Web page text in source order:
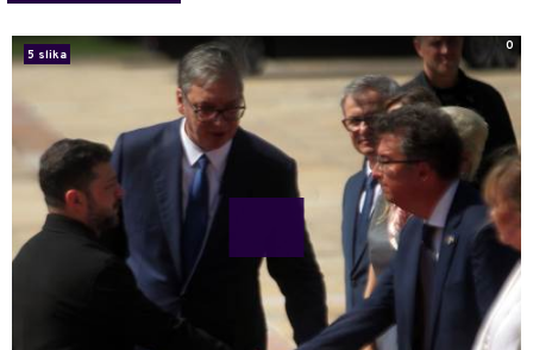
5 slika
0